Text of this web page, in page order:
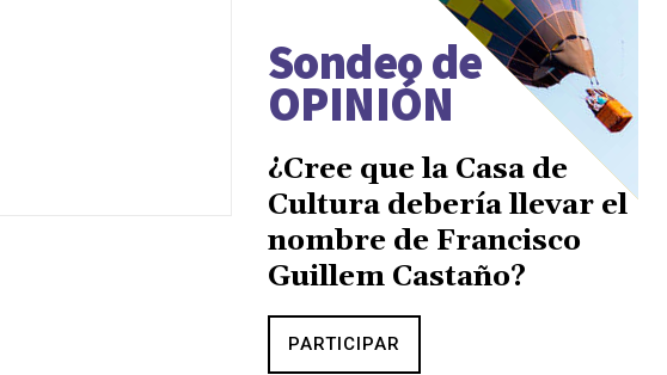
Sondeo de
OPINIÓN
¿Cree que la Casa de
Cultura debería llevar el
nombre de Francisco
Guillem Castaño?
PARTICIPAR